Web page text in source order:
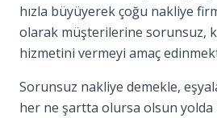
hızla büyüyerek çoğu nakliye
olarak müşterilerine sorunsuz,
hizmetini vermeyi amaç
Sorunsuz nakliye demekle,
her ne şartta olursa olsun yolda